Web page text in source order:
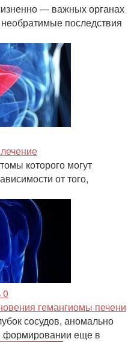
— важных органах
последствия
которого могут
от того,
0
гемангиомы печени
сосудов, аномально
формировании еще в